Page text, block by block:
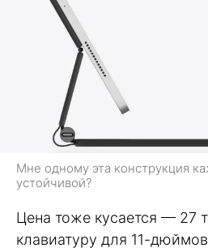
Мне одному эта конструкция
устойчивой?
Цена тоже кусается — 27
клавиатуру для 11-